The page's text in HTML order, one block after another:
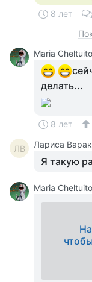
8 лет
Maria
делать...
8 лет
ЛВ Лариса
Я такую
Maria